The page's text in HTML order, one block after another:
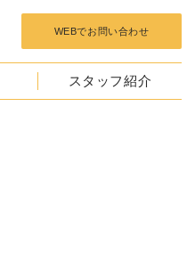
WEBでお問い合わせ
スタッフ紹介